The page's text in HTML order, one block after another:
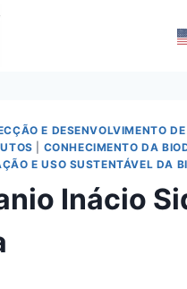
E DESENVOLVIMENTO
CONHECIMENTO DA
E USO SUSTENTÁVEL DA
Inácio